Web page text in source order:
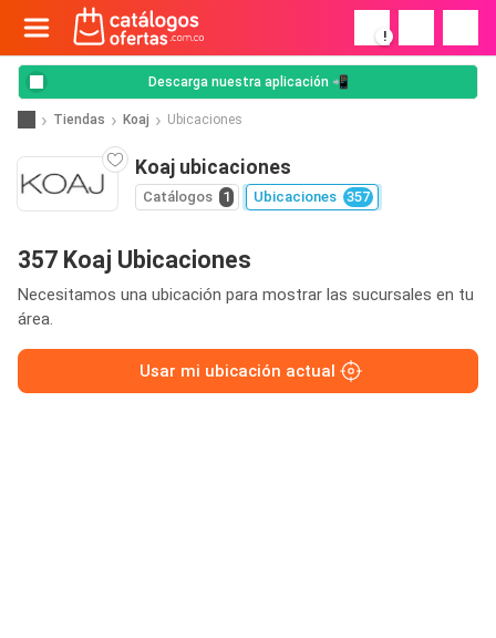
!
Descarga nuestra aplicación 📲
Tiendas Koaj Ubicaciones
Koaj ubicaciones
Catálogos 1 Ubicaciones 357
357 Koaj Ubicaciones
Necesitamos una ubicación para mostrar las sucursales en tu
área.
Usar mi ubicación actual